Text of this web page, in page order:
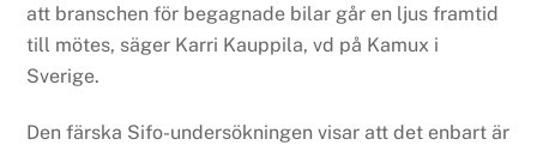
att branschen för begagnade bilar går en ljus framtid
till mötes, säger Karri Kauppila, vd på Kamux i
Sverige.
Den färska Sifo-undersökningen visar att det enbart är